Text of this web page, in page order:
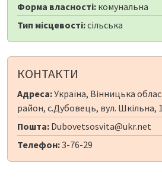
Форма власності: комунальна
Тип місцевості:сільська
КОНТАКТИ
Адреса:Україна, Вінницька
район, с.Дубовець, вул. Шкільна,
Пошта: Dubovetsosvita@ukr.net
Телефон:3-76-29